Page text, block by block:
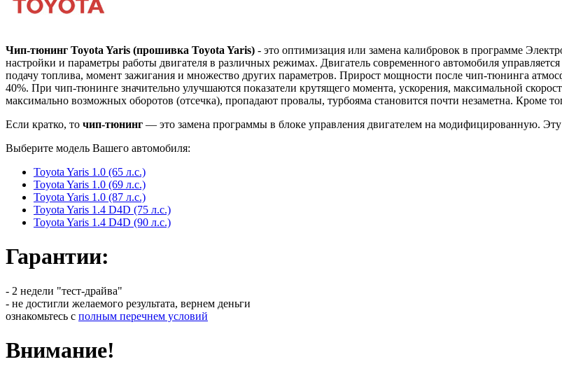
Чип-тюнинг Toyota Yaris (прошивка Toyota Yaris) - это оптимизация или замена калибровок в программе
настройки и параметры работы двигателя в различных режимах. Двигатель современного автомобиля
подачу топлива, момент зажигания и множество других параметров. Прирост мощности после чип-тюнинга
40%. При чип-тюнинге значительно улучшаются показатели крутящего момента, ускорения, максимальной
максимально возможных оборотов (отсечка), пропадают провалы, турбояма становится почти незаметна. Кроме
Если кратко, то чип-тюнинг — это замена программы в блоке управления двигателем на модифицированную.
Выберите модель Вашего автомобиля:
Toyota Yaris 1.0 (65 л.с.)
Toyota Yaris 1.0 (69 л.с.)
Toyota Yaris 1.0 (87 л.с.)
Toyota Yaris 1.4 D4D (75 л.с.)
Toyota Yaris 1.4 D4D (90 л.с.)
Гарантии:
- 2 недели "тест-драйва"
- не достигли желаемого результата, вернем деньги
ознакомьтесь с полным перечнем условий
Внимание!